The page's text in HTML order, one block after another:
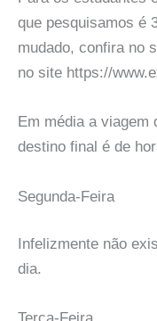
que pesquisamos é
mudado, confira no
no site https://
Em média a viagem
destino final é de
Segunda-Feira
Infelizmente não
dia.